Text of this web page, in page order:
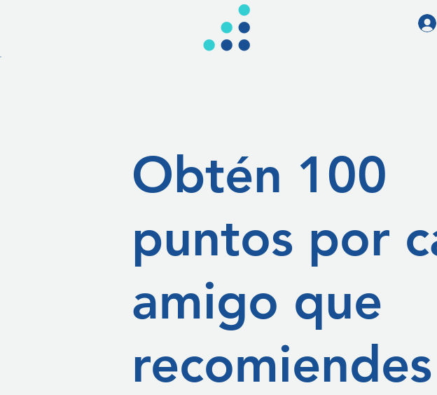
Obtén 100
puntos por
amigo que
recomiendes